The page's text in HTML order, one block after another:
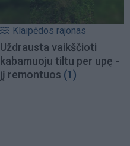
Klaipėdos rajonas
Uždrausta vaikščioti
kabamuoju tiltu per upę -
jį remontuos (1)